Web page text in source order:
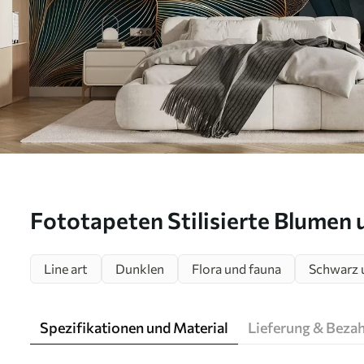
Fototapeten Stilisierte Blumen
Gelbtönen auf dunklem
Line art Dunklen Flora und fauna Schwarz
Spezifikationen und Material Lieferung &